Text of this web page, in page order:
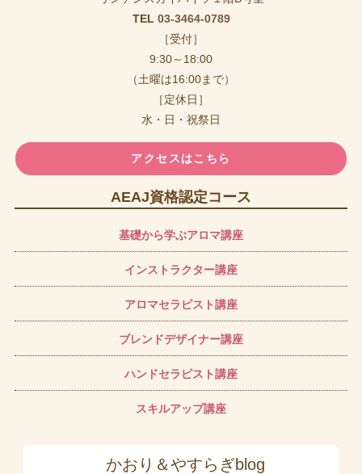
TEL 03-3464-0789
［受付］
9:30～18:00
（土曜は16:00まで）
［定休日］
水・日・祝祭日
アクセスはこちら
AEAJ資格認定コース
基礎から学ぶアロマ講座
インストラクター講座
アロマセラピスト講座
ブレンドデザイナー講座
ハンドセラピスト講座
スキルアップ講座
かおり＆やすらぎblog